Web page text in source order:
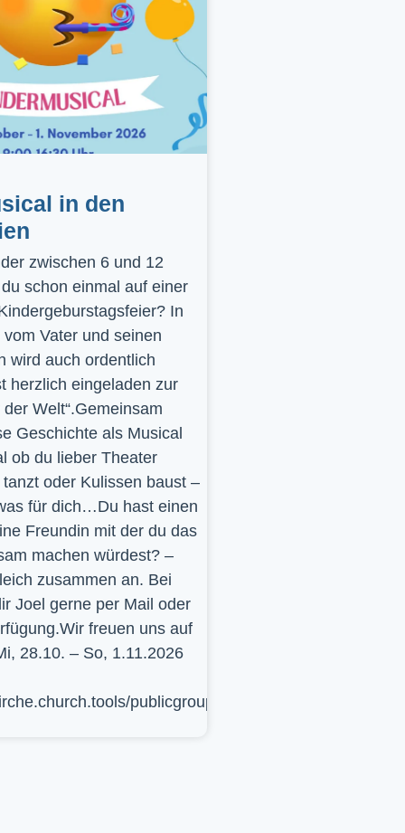
in den
zwischen 6 und 12
schon einmal auf einer
In
Vater und seinen
wird auch ordentlich
herzlich eingeladen zur
Welt“.Gemeinsam
Geschichte als Musical
ob du lieber Theater
oder Kulissen baust –
für dich…Du hast einen
Freundin mit der du das
machen würdest? –
zusammen an. Bei
Joel gerne per Mail oder
freuen uns auf
28.10. – So, 1.11.2026
publicgroup/617